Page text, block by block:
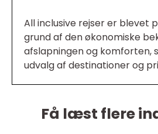
All inclusive rejser er blevet
grund af den økonomiske
afslapningen og komforten,
udvalg af destinationer og
Få læst flere